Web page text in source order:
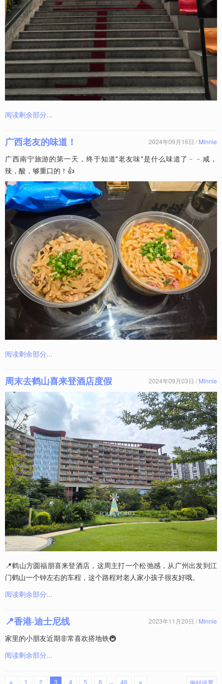
阅读剩余部分...
广西老友的味道！ 2024年09月16日 / Minnie
广西南宁旅游的第一天，终于知道"老友味"是什么味道了﹣﹣咸，
辣，酸，够重口的！👍
阅读剩余部分...
周末去鹤山喜来登酒店度假 2024年09月03日 / Minnie
📍鹤山方圆福朋喜来登酒店，这周主打一个松弛感，从广州出发到江
门鹤山一个钟左右的车程，这个路程对老人家小孩子很友好哦。
阅读剩余部分...
📍香港·迪士尼线 2023年11月20日 / Minnie
家里的小朋友近期非常喜欢搭地铁🚇
阅读剩余部分...
« 1 2 3 4 5 6 48 » 偏好设置